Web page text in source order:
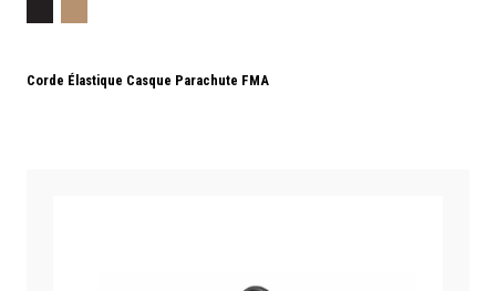
Corde Élastique Casque Parachute FMA